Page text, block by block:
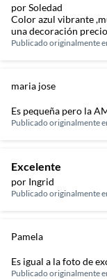
por Soledad
Color azul vibrante
una decoración
Publicado originalmente
maria jose
Publicado originalmente
Excelente
por Ingrid
Publicado originalmente
Pamela
Es igual a la foto de
Publicado originalmente